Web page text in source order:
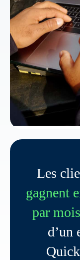
Les
gagnent
par mois
d’un